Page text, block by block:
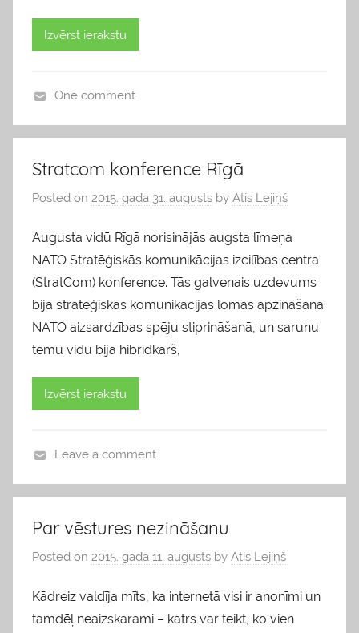
Izvērst ierakstu
l
g
s
One comment
Stratcom konference Rīgā
Posted on 2015. gada 31. augusts by Atis Lejiņš
Augusta vidū Rīgā norisinājās augsta līmeņa
NATO Stratēģiskās komunikācijas izcilības centra
(StratCom) konference. Tās galvenais uzdevums
bija stratēģiskās komunikācijas lomas apzināšana
NATO aizsardzības spēju stiprināšanā, un sarunu
tēmu vidū bija hibrīdkarš,
Izvērst ierakstu
l
g
s
Leave a comment
Par vēstures nezināšanu
Posted on 2015. gada 11. augusts by Atis Lejiņš
Kādreiz valdīja mīts, ka internetā visi ir anonīmi un
tamdēļ neaizskarami – katrs var teikt, ko vien